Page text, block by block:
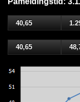
40,65
40,65